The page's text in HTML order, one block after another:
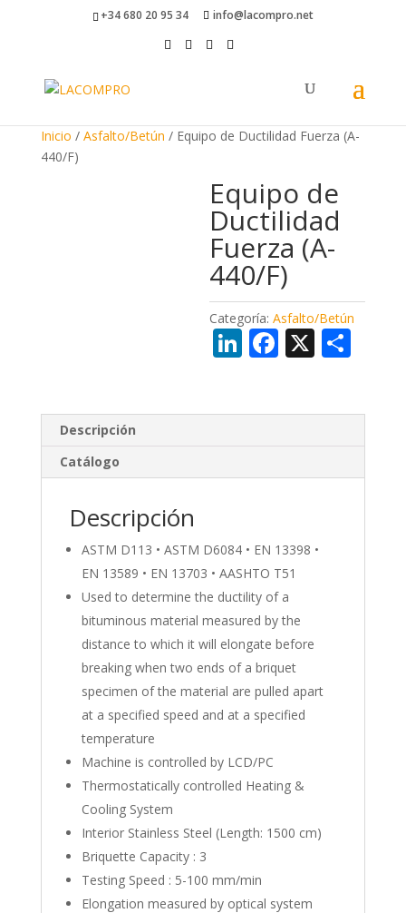
+34 680 20 95 34 info@lacompro.net
Inicio / Asfalto/Betún / Equipo de Ductilidad Fuerza (A-
440/F)
Equipo de
Ductilidad
Fuerza (A-
440/F)
Categoría:Asfalto/Betún
Li
dI
n
F
o
o
X
ar
ti
Descripción
Catálogo
Descripción
ASTM D113 • ASTM D6084 • EN 13398 •
EN 13589 • EN 13703 • AASHTO T51
Used to determine the ductility of a
bituminous material measured by the
distance to which it will elongate before
breaking when two ends of a briquet
specimen of the material are pulled apart
at a specified speed and at a specified
temperature
Machine is controlled by LCD/PC
Thermostatically controlled Heating &
Cooling System
Interior Stainless Steel (Length: 1500 cm)
Briquette Capacity : 3
Testing Speed : 5-100 mm/min
Elongation measured by optical system